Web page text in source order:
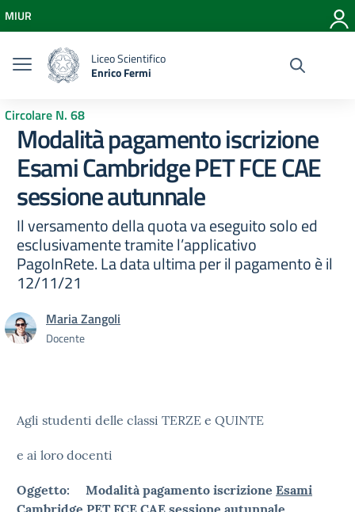
Vai al menu di navigazione
Vai al footer
MIUR
Liceo Scientifico
Enrico Fermi
Circolare N. 68
Modalità pagamento iscrizione
Esami Cambridge PET FCE CAE
sessione autunnale
Il versamento della quota va eseguito solo ed
esclusivamente tramite l’applicativo
PagoInRete. La data ultima per il pagamento è il
12/11/21
Maria Zangoli
Docente
Agli studenti delle classi TERZE e QUINTE
e ai loro docenti
Oggetto: Modalità pagamento iscrizione Esami
Cambridge PET FCE CAE sessione autunnale